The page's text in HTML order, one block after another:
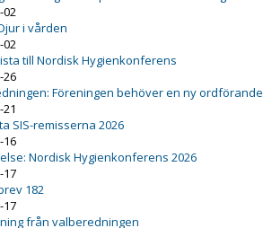
02
i vården
02
till Nordisk Hygienkonferens
26
Föreningen behöver en ny ordförande
SIS-remisserna 2026
16
Nordisk Hygienkonferens 2026
17
182
17
från valberedningen